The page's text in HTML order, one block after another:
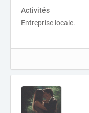
Activités
Entreprise locale.